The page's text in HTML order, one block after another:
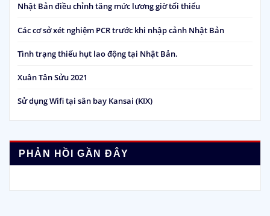
Nhật Bản điều chỉnh tăng mức lương giờ tối thiểu
Các cơ sở xét nghiệm PCR trước khi nhập cảnh Nhật Bản
Tình trạng thiếu hụt lao động tại Nhật Bản.
Xuân Tân Sửu 2021
Sử dụng Wifi tại sân bay Kansai (KIX)
PHẢN HỒI GẦN ĐÂY